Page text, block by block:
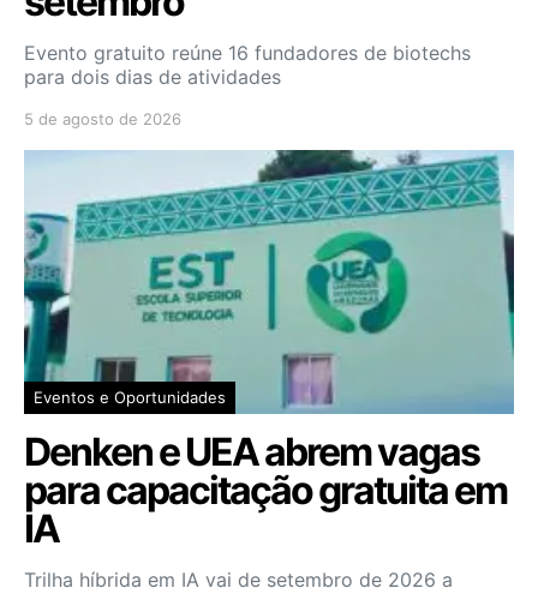
Evento gratuito reúne 16 fundadores de biotechs
para dois dias de atividades
5 de agosto de 2026
Eventos e Oportunidades
Denken e UEA abrem vagas
para capacitação gratuita em
IA
Trilha híbrida em IA vai de setembro de 2026 a